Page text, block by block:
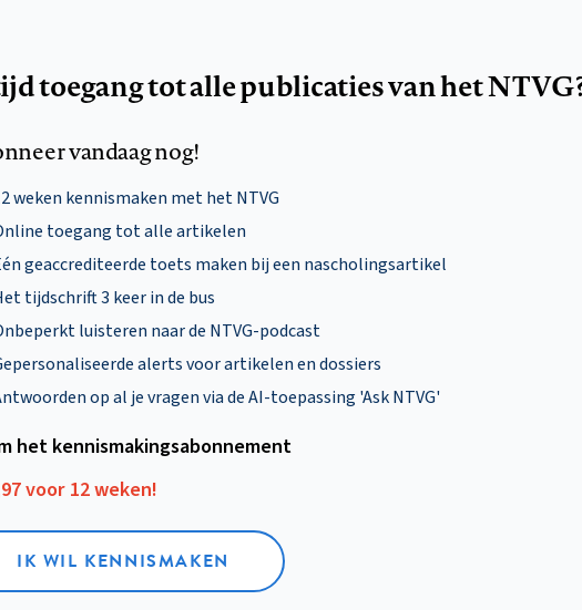
toegang tot alle publicaties van het
vandaag nog!
weken kennismaken met het NTVG
toegang tot alle artikelen
geaccrediteerde toets maken bij een nascholingsartikel
tijdschrift 3 keer in de bus
luisteren naar de NTVG-podcast
alerts voor artikelen en dossiers
op al je vragen via de AI-toepassing 'Ask NTVG'
het kennismakings­abonnement
voor 12 weken!
IK WIL KENNISMAKEN